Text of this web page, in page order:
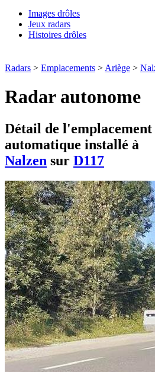
Images drôles
Jeux radars
Histoires drôles
Radars > Emplacements > Ariège >
Radar autonome
Détail de
automatique installé à
Nalzen sur D117